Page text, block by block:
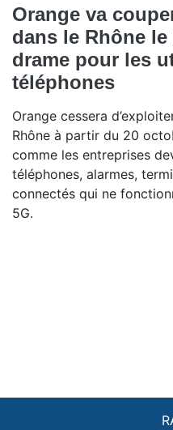
Orange va
dans le Rhône
drame pour les
téléphones
Orange cessera
Rhône à partir du 20
comme les entreprises
téléphones, alarmes,
connectés qui ne
5G.